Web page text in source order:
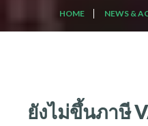
HOME NEWS &
ยังไม่ขึ้นภาษี